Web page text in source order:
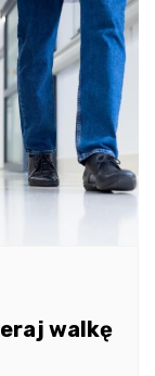
walkę